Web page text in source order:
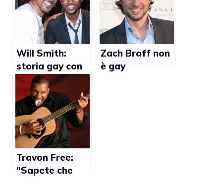
Will Smith:
storia gay con
Trey Songz?
Zach Braff non
è gay
Travon Free:
“Sapete che